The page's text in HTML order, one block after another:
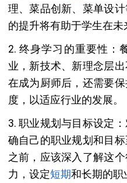
理、菜品创新、菜单设
的提升将有助于学生在未
2. 终身学习的重要性：
业，新技术、新理念层
在成为厨师后，还需要
度，以适应行业的发展。
3. 职业规划与目标设定
确自己的职业规划和目
之前，应该深入了解这
力，设定短期和长期的职